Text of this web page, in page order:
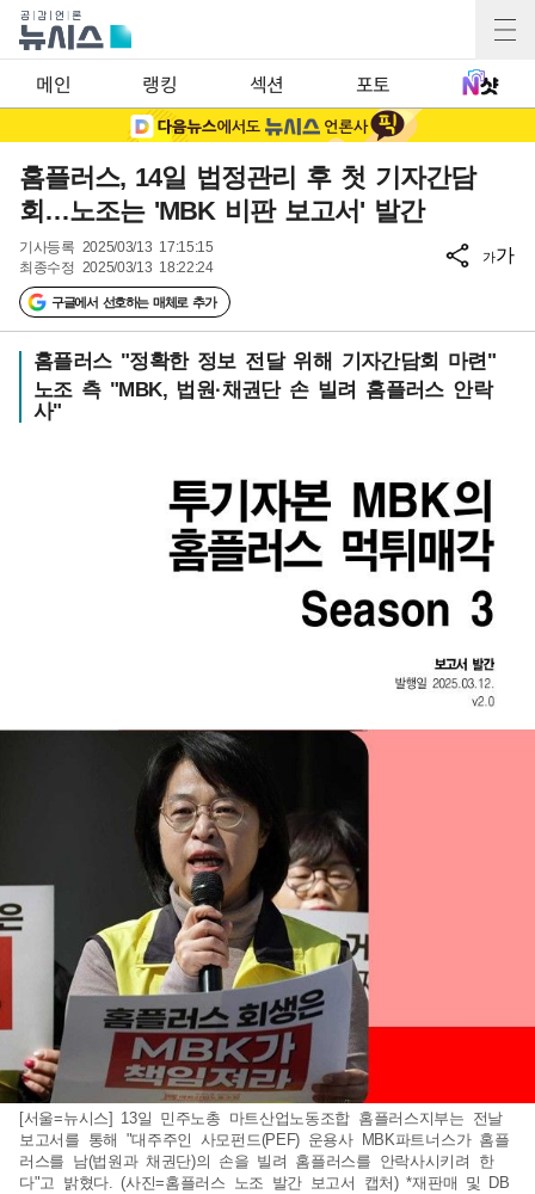
메인 랭킹 섹션 포토
홈플러스, 14일 법정관리 후 첫 기자간담
회…노조는 'MBK 비판 보고서' 발간
기사등록 2025/03/13 17:15:15
최종수정 2025/03/13 18:22:24
구글에서 선호하는 매체로 추가
가가
홈플러스 "정확한 정보 전달 위해 기자간담회 마련"
노조 측 "MBK, 법원·채권단 손 빌려 홈플러스 안락
사"
[서울=뉴시스] 13일 민주노총 마트산업노동조합 홈플러스지부는 전날
보고서를 통해 "대주주인 사모펀드(PEF) 운용사 MBK파트너스가 홈플
러스를 남(법원과 채권단)의 손을 빌려 홈플러스를 안락사시키려 한
다"고 밝혔다. (사진=홈플러스 노조 발간 보고서 캡처) *재판매 및 DB